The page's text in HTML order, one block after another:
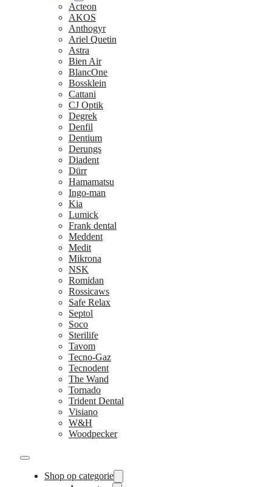
Acteon
AKOS
Anthogyr
Ariel Quetin
Astra
Bien Air
BlancOne
Bossklein
Cattani
CJ Optik
Degrek
Denfil
Dentium
Derungs
Diadent
Dürr
Hamamatsu
Ingo-man
Kia
Lumick
Frank dental
Meddent
Medit
Mikrona
NSK
Romidan
Rossicaws
Safe Relax
Septol
Soco
Sterilife
Tavom
Tecno-Gaz
Tecnodent
The Wand
Tornado
Trident Dental
Visiano
W&H
Woodpecker
Shop op categorie